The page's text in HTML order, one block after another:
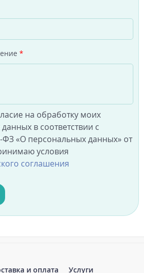
*
на обработку моих
в соответствии с
«О персональных данных» от
условия
соглашения
и оплата
Услуги